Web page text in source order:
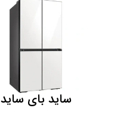
ساید بای ساید